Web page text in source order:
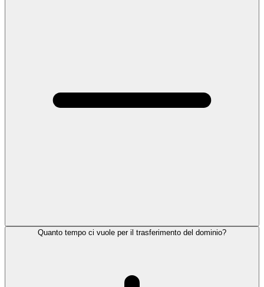
Quanto tempo ci vuole per il trasferimento del dominio?